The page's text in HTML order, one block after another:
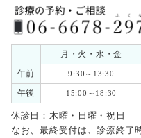
月・火・水・金
午前
9:30～13:30
午後 15:00～18:30
休診日：木曜・日曜・祝日
なお、最終受付は、診療終了